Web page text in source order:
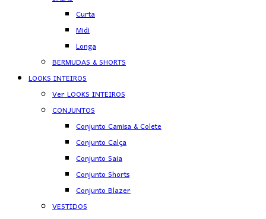
Curta
Midi
Longa
BERMUDAS & SHORTS
LOOKS INTEIROS
Ver LOOKS INTEIROS
CONJUNTOS
Conjunto Camisa & Colete
Conjunto Calça
Conjunto Saia
Conjunto Shorts
Conjunto Blazer
VESTIDOS